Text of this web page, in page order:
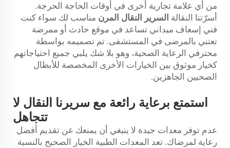
من أي علامة تجارية أخرى في أوقات الحاجة الحرجة.
أسرّتنا النقالة السرير النقال المرن مناسب لك سواء كنت
فني إسعاف ميداني تساعد في موقع حادث أو ممرضة
تعتني بالمرضى في المستشفى. تم تصميمه بواسطة
محترفي الرعاية الصحية، وهو بلا شك يلبي جميع احتياجاتهم
كخيار موثوق بين الخيارات الأخرى المخصصة للأبطال
الصحيين الجاهزين.
استمتع برعاية رائعة مع سريرنا النقال لا
تتجاهل
عدم توفر معدات جيدة لا ينبغي أن يمنعك عن تقديم أفضل
رعاية لمرضاك. تعد المعدات الطبية الخيار الصحيح بالنسبة